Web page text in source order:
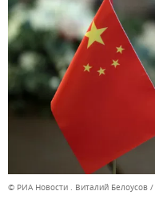
© РИА Новости . Виталий Белоусов